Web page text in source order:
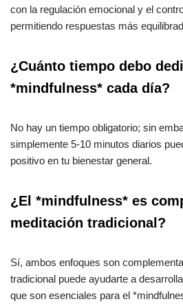
con la regulación emocional y el
permitiendo respuestas más
¿Cuánto tiempo debo
*mindfulness* cada día?
No hay un tiempo obligatorio; sin
simplemente 5-10 minutos diarios
positivo en tu bienestar general.
¿El *mindfulness* es
meditación tradicional?
Sí, ambos enfoques son
tradicional puede ayudarte a
que son esenciales para el